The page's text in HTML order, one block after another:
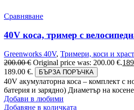
Сравняване
40V коса, тример с
Greenworks 40V, Тримери, коси и
200.00€ Original price was: 200.00 €.
189.00 €.
БЪРЗА ПОРЪЧКА
40V акумулаторна коса – комплект с
батерия и зарядно) Диаметър на
Добави в любими
Добавяне в количката